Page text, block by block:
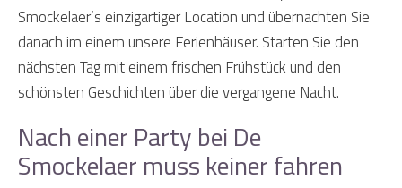
Smockelaer’s einzigartiger Location und übernachten Sie
danach im einem unsere Ferienhäuser. Starten Sie den
nächsten Tag mit einem frischen Frühstück und den
schönsten Geschichten über die vergangene Nacht.
Nach einer Party bei De
Smockelaer muss keiner fahren